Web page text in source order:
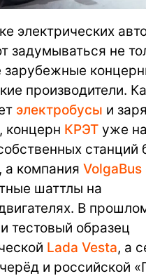
электрических
задумываться не
зарубежные
производители.
электробусы и
, концерн КРЭТ уже
станций
а компания VolgaBus
шаттлы на
В
тестовый образец
Lada Vesta, а
и российской